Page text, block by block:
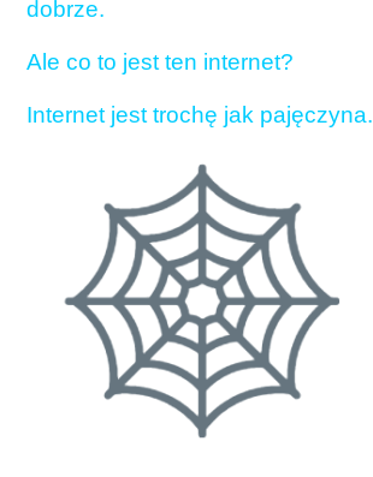
dobrze.
Ale co to jest ten internet?
Internet jest trochę jak pajęczyna.